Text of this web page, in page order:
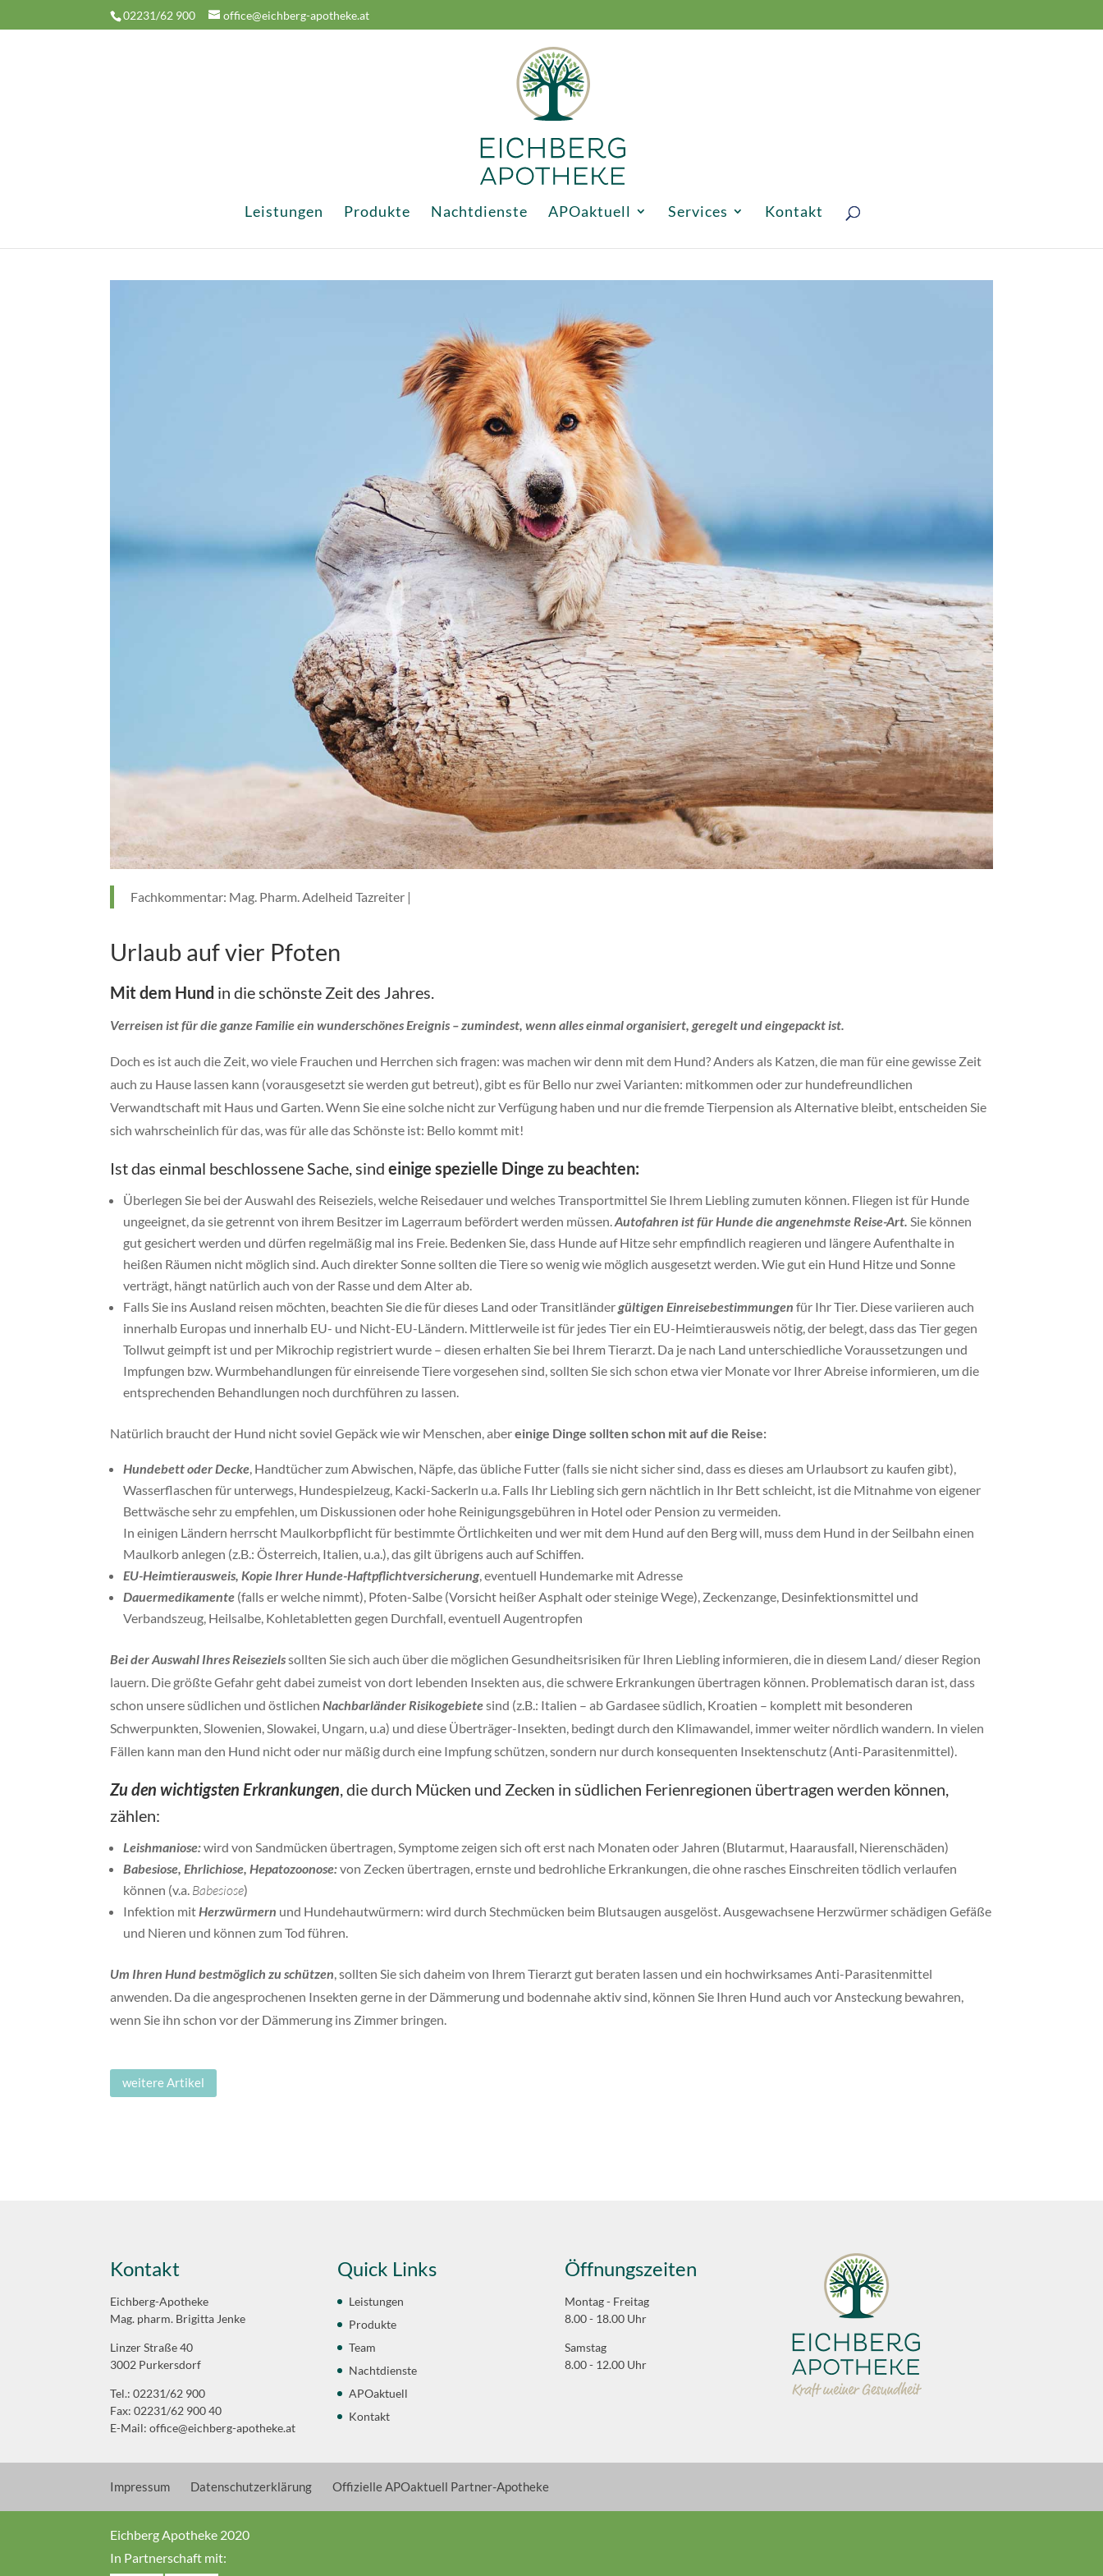
02231/62 900 office@eichberg-apotheke.at
Leistungen Produkte Nachtdienste APOaktuell Services Kontakt
Fachkommentar: Mag. Pharm. Adelheid Tazreiter |
Urlaub auf vier Pfoten
Mit dem Hund in die schönste Zeit des Jahres.
Verreisen ist für die ganze Familie ein wunderschönes Ereignis – zumindest, wenn alles einmal organisiert, geregelt und eingepackt ist.
Doch es ist auch die Zeit, wo viele Frauchen und Herrchen sich fragen: was machen wir denn mit dem Hund? Anders als Katzen, die man für eine gewisse Zeit
auch zu Hause lassen kann (vorausgesetzt sie werden gut betreut), gibt es für Bello nur zwei Varianten: mitkommen oder zur hundefreundlichen
Verwandtschaft mit Haus und Garten. Wenn Sie eine solche nicht zur Verfügung haben und nur die fremde Tierpension als Alternative bleibt, entscheiden Sie
sich wahrscheinlich für das, was für alle das Schönste ist: Bello kommt mit!
Ist das einmal beschlossene Sache, sindeinige spezielle Dinge zu beachten:
Überlegen Sie bei der Auswahl des Reiseziels, welche Reisedauer und welches Transportmittel Sie Ihrem Liebling zumuten können. Fliegen ist für Hunde
ungeeignet, da sie getrennt von ihrem Besitzer im Lagerraum befördert werden müssen.Autofahren ist für Hunde die angenehmste Reise-Art.Sie können
gut gesichertwerden und dürfen regelmäßig mal ins Freie. Bedenken Sie, dass Hunde auf Hitze sehr empfindlich reagieren und längere Aufenthalte in
heißen Räumen nicht möglich sind. Auch direkter Sonne sollten die Tiere so wenig wie möglich ausgesetzt werden. Wie gut ein Hund Hitze und Sonne
verträgt, hängt natürlich auch von der Rasse und dem Alter ab.
Falls Sie ins Ausland reisen möchten, beachten Sie die für dieses Land oder Transitländergültigen Einreisebestimmungen für Ihr Tier. Diese variieren auch
innerhalb Europas und innerhalb EU- und Nicht-EU-Ländern. Mittlerweile ist für jedes Tier ein EU-Heimtierausweis nötig, der belegt, dass das Tier gegen
Tollwut geimpft ist und per Mikrochip registriert wurde – diesen erhalten Sie bei Ihrem Tierarzt. Da je nach Land unterschiedliche Voraussetzungen und
Impfungen bzw. Wurmbehandlungen für einreisende Tiere vorgesehen sind, sollten Sie sich schon etwa vier Monate vor Ihrer Abreise informieren, um die
entsprechenden Behandlungen noch durchführen zu lassen.
Natürlich braucht der Hund nicht soviel Gepäck wie wir Menschen, abereinige Dinge sollten schon mit auf die Reise:
Hundebett oder Decke, Handtücher zum Abwischen, Näpfe, das übliche Futter (falls sie nicht sicher sind, dass es dieses am Urlaubsort zu kaufen gibt),
Wasserflaschen für unterwegs, Hundespielzeug, Kacki-Sackerln u.a. Falls Ihr Liebling sich gern nächtlich in Ihr Bett schleicht, ist die Mitnahme von eigener
Bettwäsche sehr zu empfehlen, um Diskussionen oder hohe Reinigungsgebühren in Hotel oder Pension zu vermeiden.
In einigen Ländern herrscht Maulkorbpflicht für bestimmte Örtlichkeiten und wer mit dem Hund auf den Berg will, muss dem Hund in der Seilbahn einen
Maulkorb anlegen (z.B.: Österreich, Italien, u.a.), das gilt übrigens auch auf Schiffen.
EU-Heimtierausweis, Kopie Ihrer Hunde-Haftpflichtversicherung, eventuell Hundemarke mit Adresse
Dauermedikamente (falls er welche nimmt), Pfoten-Salbe (Vorsicht heißer Asphalt oder steinige Wege), Zeckenzange, Desinfektionsmittel und
Verbandszeug, Heilsalbe, Kohletabletten gegen Durchfall, eventuell Augentropfen
Bei der Auswahl Ihres Reisezielssollten Sie sich auch über die möglichen Gesundheitsrisiken für Ihren Liebling informieren, die in diesem Land/ dieser Region
lauern. Die größte Gefahr geht dabei zumeist von dort lebenden Insekten aus, die schwere Erkrankungen übertragen können. Problematisch daran ist, dass
schon unsere südlichen und östlichenNachbarländer Risikogebietesind (z.B.: Italien – ab Gardasee südlich, Kroatien – komplett mit besonderen
Schwerpunkten, Slowenien, Slowakei, Ungarn, u.a) und diese Überträger-Insekten, bedingt durch den Klimawandel, immer weiter nördlich wandern. In vielen
Fällen kann man den Hund nicht oder nur mäßig durch eine Impfung schützen, sondern nur durch konsequenten Insektenschutz (Anti-Parasitenmittel).
Zu den wichtigsten Erkrankungen, die durch Mücken und Zecken in südlichen Ferienregionen übertragen werden können,
zählen:
Leishmaniose:wird von Sandmücken übertragen, Symptome zeigen sich oft erst nach Monaten oder Jahren (Blutarmut, Haarausfall, Nierenschäden)
Babesiose, Ehrlichiose, Hepatozoonose:von Zecken übertragen, ernste und bedrohliche Erkrankungen, die ohne rasches Einschreiten tödlich verlaufen
können (v.a. Babesiose)
Infektion mitHerzwürmern und Hundehautwürmern: wird durch Stechmücken beim Blutsaugen ausgelöst. Ausgewachsene Herzwürmer schädigen Gefäße
und Nieren und können zum Tod führen.
Um Ihren Hund bestmöglich zu schützen, sollten Sie sich daheim von Ihrem Tierarzt gut beraten lassen und ein hochwirksames Anti-Parasitenmittel
anwenden. Da die angesprochenen Insekten gerne in der Dämmerung und bodennahe aktiv sind, können Sie Ihren Hund auch vor Ansteckung bewahren,
wenn Sie ihn schon vor der Dämmerung ins Zimmer bringen.
weitere Artikel
Kontakt
Eichberg-Apotheke
Mag. pharm. Brigitta Jenke
Linzer Straße 40
3002 Purkersdorf
Tel.: 02231/62 900
Fax: 02231/62 900 40
E-Mail:office@eichberg-apotheke.at
Quick Links
Leistungen
Produkte
Team
Nachtdienste
APOaktuell
Kontakt
Öffnungszeiten
Montag - Freitag
8.00 - 18.00 Uhr
Samstag
8.00 - 12.00 Uhr
Impressum Datenschutzerklärung Offizielle APOaktuell Partner-Apotheke
Eichberg Apotheke 2020
In Partnerschaft mit: